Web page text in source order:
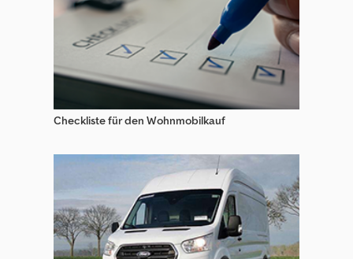
Checkliste für den Wohnmobilkauf